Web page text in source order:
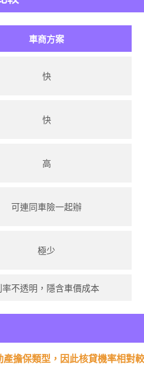
車商方案
快
快
高
可連同車險一起辦
極少
率不透明，隱含車價成本
產擔保類型，因此核貸機率相對